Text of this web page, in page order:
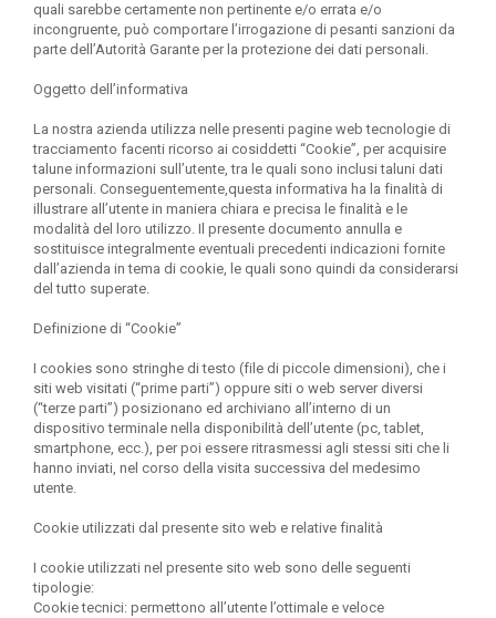
quali sarebbe certamente non pertinente e/o errata e/o
incongruente, può comportare l’irrogazione di pesanti sanzioni da
parte dell’Autorità Garante per la protezione dei dati personali.
Oggetto dell’informativa
La nostra azienda utilizza nelle presenti pagine web tecnologie di
tracciamento facenti ricorso ai cosiddetti “Cookie”, per acquisire
talune informazioni sull’utente, tra le quali sono inclusi taluni dati
personali. Conseguentemente,questa informativa ha la finalità di
illustrare all’utente in maniera chiara e precisa le finalità e le
modalità del loro utilizzo. Il presente documento annulla e
sostituisce integralmente eventuali precedenti indicazioni fornite
dall’azienda in tema di cookie, le quali sono quindi da considerarsi
del tutto superate.
Definizione di “Cookie”
I cookies sono stringhe di testo (file di piccole dimensioni), che i
siti web visitati (“prime parti”) oppure siti o web server diversi
(“terze parti”) posizionano ed archiviano all’interno di un
dispositivo terminale nella disponibilità dell’utente (pc, tablet,
smartphone, ecc.), per poi essere ritrasmessi agli stessi siti che li
hanno inviati, nel corso della visita successiva del medesimo
utente.
Cookie utilizzati dal presente sito web e relative finalità
I cookie utilizzati nel presente sito web sono delle seguenti
tipologie:
Cookie tecnici: permettono all’utente l’ottimale e veloce